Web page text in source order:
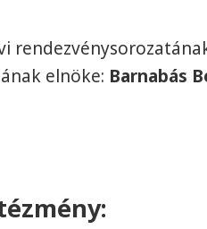
elnöke: Barnabás